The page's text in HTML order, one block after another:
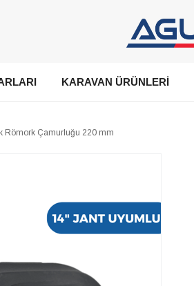
KARAVAN ÜRÜNLERİ
Römork Çamurluğu 220 mm